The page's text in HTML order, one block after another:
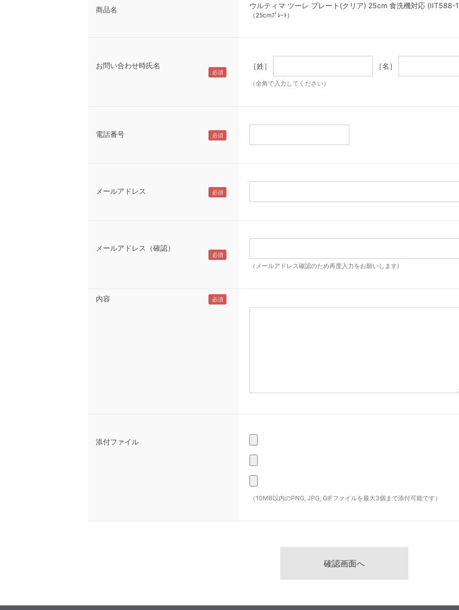
商品名 ウルティマ ツーレ プレート(クリア) 25cm 食洗機対応 (IIT588-
（25cmﾌﾟﾚｰﾄ）
お問い合わせ時氏名 ［姓］ ［名］
（全角で入力してください）
電話番号
メールアドレス
メールアドレス（確認）
（メールアドレス確認のため再度入力をお願いします)
内容
添付ファイル
（10MB以内のPNG, JPG, GIFファイルを最大3個まで添付可能です）